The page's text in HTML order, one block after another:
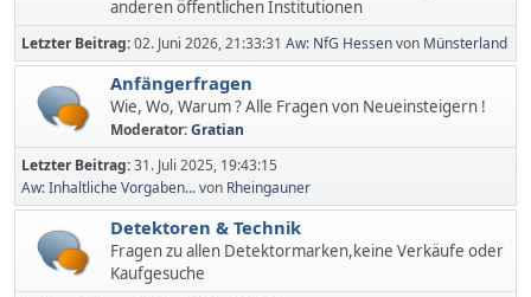
anderen öffentlichen Institutionen
Letzter Beitrag:02. Juni 2026, 21:33:31 Aw: NfG Hessenvon Münsterland
Anfängerfragen
Wie, Wo, Warum ? Alle Fragen von Neueinsteigern !
Moderator:Gratian
Letzter Beitrag:31. Juli 2025, 19:43:15
Aw: Inhaltliche Vorgaben...von Rheingauner
Detektoren & Technik
Fragen zu allen Detektormarken,keine Verkäufe oder
Kaufgesuche